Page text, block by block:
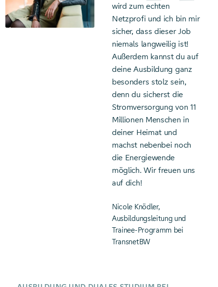
wird zum echten
Netzprofi und ich bin mir
sicher, dass dieser Job
niemals langweilig ist!
Außerdem kannst du auf
deine Ausbildung ganz
besonders stolz sein,
denn du sicherst die
Stromversorgung von 11
Millionen Menschen in
deiner Heimat und
machst nebenbei noch
die Energiewende
möglich. Wir freuen uns
auf dich!
Nicole Knödler,
Ausbildungsleitung und
Trainee-Programm bei
TransnetBW